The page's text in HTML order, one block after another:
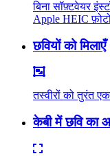
बिना सॉफ़्टवेयर
Apple HEIC
छवियों को मिलाएँ
तस्वीरों को तुरंत
केबी में छवि का